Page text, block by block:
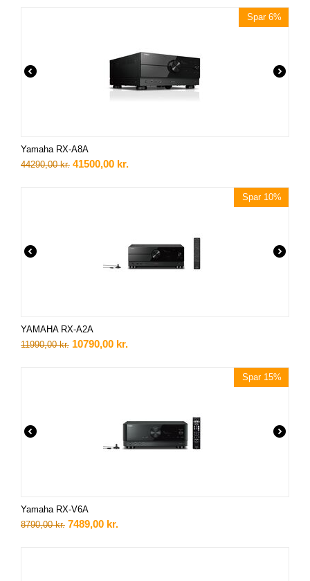
Spar 6%
Yamaha RX-A8A
44290,00 kr. 41500,00 kr.
Spar 10%
YAMAHA RX-A2A
11990,00 kr. 10790,00 kr.
Spar 15%
Yamaha RX-V6A
8790,00 kr. 7489,00 kr.